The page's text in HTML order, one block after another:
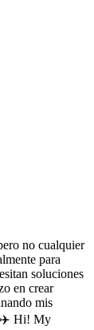
no cualquier
para
soluciones
en crear
mis
✈️ Hi! My